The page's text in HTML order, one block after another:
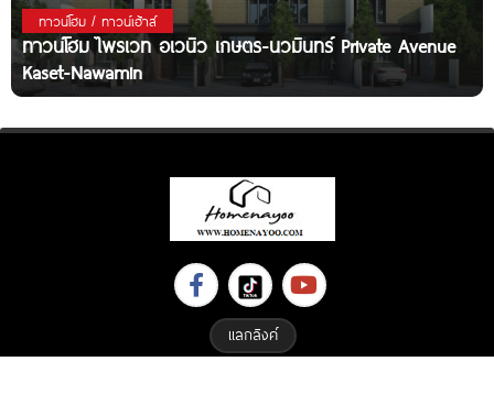
ทาวน์โฮม / ทาวน์เฮ้าส์
ทาวน์โฮม ไพรเวท อเวนิว เกษตร-นวมินทร์ Private Avenue
Kaset-Nawamin
แลกลิงค์